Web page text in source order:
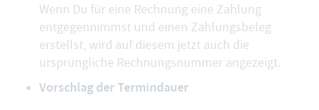
Wenn Du für eine Rechnung eine Zahlung
entgegennimmst und einen Zahlungsbeleg
erstellst, wird auf diesem jetzt auch die
ursprüngliche Rechnungsnummer angezeigt.
Vorschlag der Termindauer